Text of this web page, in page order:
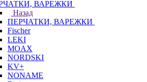
ВАРЕЖКИ
Назад
ПЕРЧАТКИ, ВАРЕЖКИ
Fischer
LEKI
MOAX
NORDSKI
KV+
NONAME